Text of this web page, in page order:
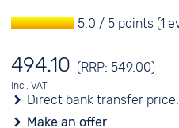
5.0 / 5 points (1
494.10 (RRP: 549.00)
incl. VAT
Direct bank transfer price:
Make an offer